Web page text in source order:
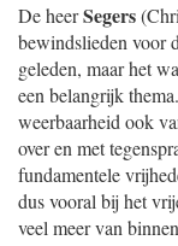
De heerSegers
bewindslieden voor
geleden, maar het
een belangrijk
weerbaarheid ook
over en met
fundamentele
dus vooral bij het
veel meer van